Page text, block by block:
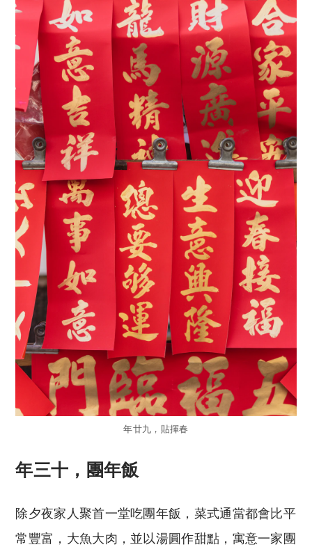
年廿九，貼揮春
年三十，團年飯
除夕夜家人聚首一堂吃團年飯，菜式通當都會比平
常豐富，大魚大肉，並以湯圓作甜點，寓意一家團